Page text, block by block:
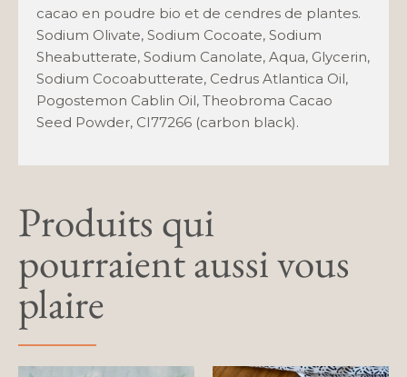
cacao en poudre bio et de cendres de plantes.
Sodium Olivate, Sodium Cocoate, Sodium
Sheabutterate, Sodium Canolate, Aqua, Glycerin,
Sodium Cocoabutterate, Cedrus Atlantica Oil,
Pogostemon Cablin Oil, Theobroma Cacao
Seed Powder, CI77266 (carbon black).
Produits qui
pourraient aussi vous
plaire